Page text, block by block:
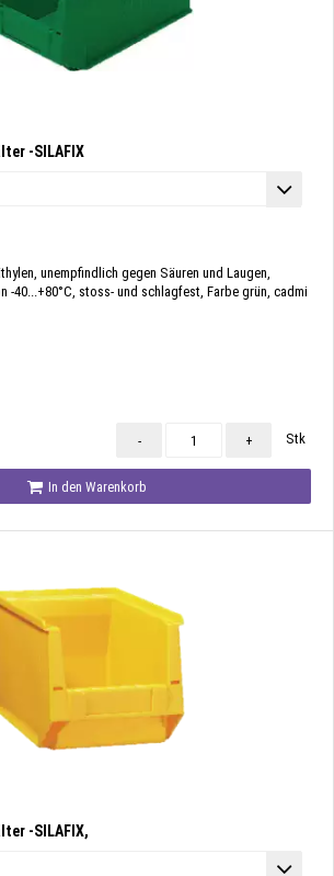
-SILAFIX
unempfindlich gegen Säuren und Laugen,
-40...+80°C, stoss- und schlagfest, Farbe grün, cadmi
- + Stk
In den Warenkorb
-SILAFIX,